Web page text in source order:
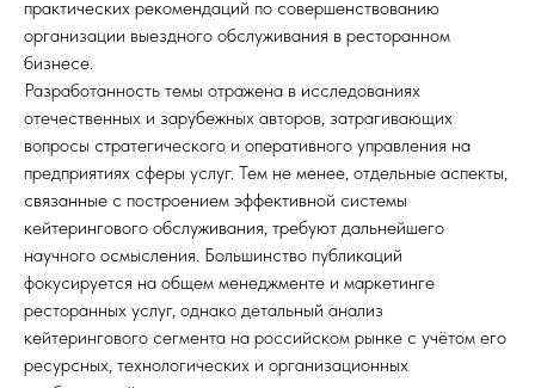
практических рекомендаций по совершенствованию
организации выездного обслуживания в ресторанном
бизнесе.
Разработанность темы отражена в исследованиях
отечественных и зарубежных авторов, затрагивающих
вопросы стратегического и оперативного управления на
предприятиях сферы услуг. Тем не менее, отдельные аспекты,
связанные с построением эффективной системы
кейтерингового обслуживания, требуют дальнейшего
научного осмысления. Большинство публикаций
фокусируется на общем менеджменте и маркетинге
ресторанных услуг, однако детальный анализ
кейтерингового сегмента на российском рынке с учётом его
ресурсных, технологических и организационных